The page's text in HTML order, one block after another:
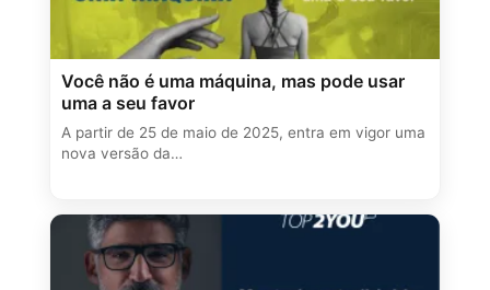
Você não é uma máquina, mas pode usar
uma a seu favor
A partir de 25 de maio de 2025, entra em vigor uma
nova versão da…